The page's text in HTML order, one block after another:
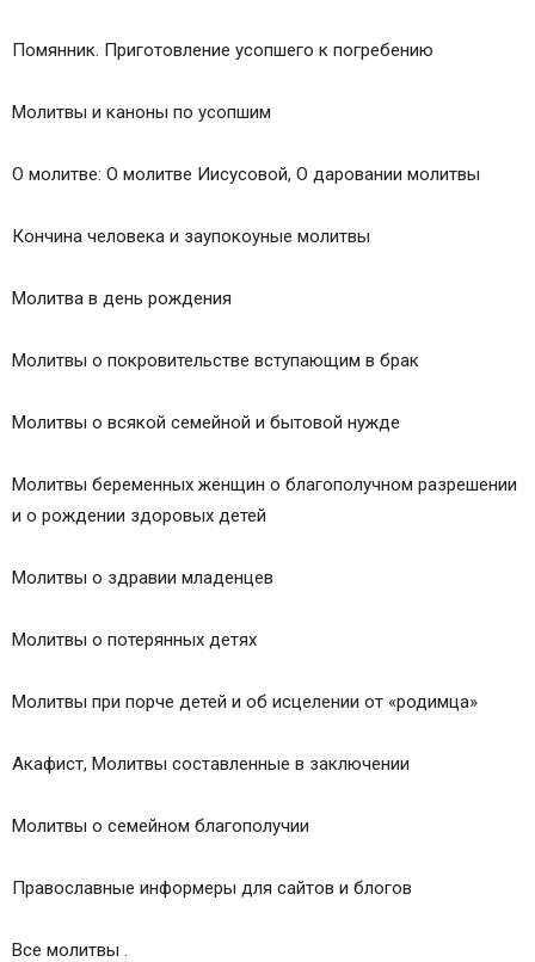
Помянник. Приготовление усопшего к погребению
Молитвы и каноны по усопшим
О молитве: О молитве Иисусовой, О даровании молитвы
Кончина человека и заупокоуные молитвы
Молитва в день рождения
Молитвы о покровительстве вступающим в брак
Молитвы о всякой семейной и бытовой нужде
Молитвы беременных женщин о благополучном разрешении
и о рождении здоровых детей
Молитвы о здравии младенцев
Молитвы о потерянных детях
Молитвы при порче детей и об исцелении от «родимца»
Акафист, Молитвы составленные в заключении
Молитвы о семейном благополучии
Православные информеры для сайтов и блогов
Все молитвы .